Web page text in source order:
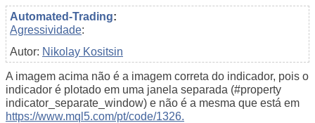
Automated-Trading:
Agressividade:
Autor: Nikolay Kositsin
A imagem acima não é a imagem correta do indicador, pois o
indicador é plotado em uma janela separada (#property
indicator_separate_window) e não é a mesma que está em
https://www.mql5.com/pt/code/1326.